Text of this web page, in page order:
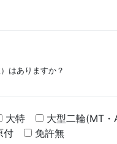
はありますか？
大特 大型二輪(MT・
付 免許無